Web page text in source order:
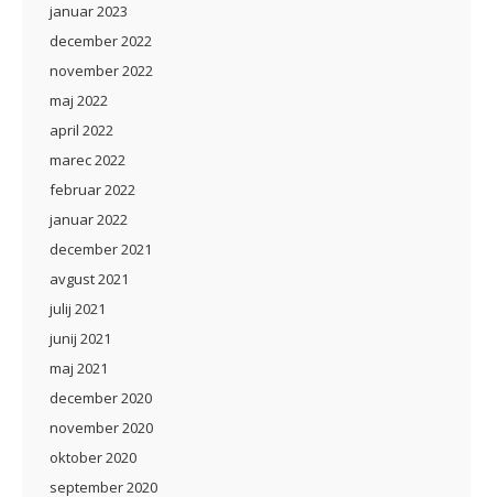
januar 2023
december 2022
november 2022
maj 2022
april 2022
marec 2022
februar 2022
januar 2022
december 2021
avgust 2021
julij 2021
junij 2021
maj 2021
december 2020
november 2020
oktober 2020
september 2020